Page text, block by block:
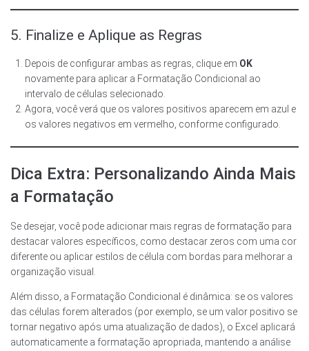
5. Finalize e Aplique as Regras
Depois de configurar ambas as regras, clique em OK
novamente para aplicar a Formatação Condicional ao
intervalo de células selecionado.
Agora, você verá que os valores positivos aparecem em azul e
os valores negativos em vermelho, conforme configurado.
Dica Extra: Personalizando Ainda Mais
a Formatação
Se desejar, você pode adicionar mais regras de formatação para
destacar valores específicos, como destacar zeros com uma cor
diferente ou aplicar estilos de célula com bordas para melhorar a
organização visual.
Além disso, a Formatação Condicional é dinâmica: se os valores
das células forem alterados (por exemplo, se um valor positivo se
tornar negativo após uma atualização de dados), o Excel aplicará
automaticamente a formatação apropriada, mantendo a análise